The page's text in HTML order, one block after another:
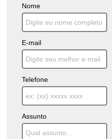
Nome
E-mail
Telefone
Assunto